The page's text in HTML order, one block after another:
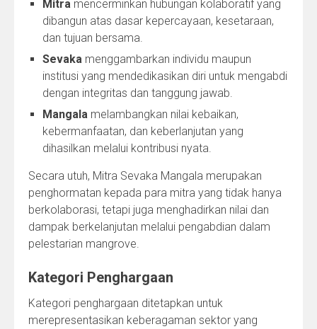
Mitra mencerminkan hubungan kolaboratif yang
dibangun atas dasar kepercayaan, kesetaraan,
dan tujuan bersama.
Sevaka menggambarkan individu maupun
institusi yang mendedikasikan diri untuk mengabdi
dengan integritas dan tanggung jawab.
Mangala melambangkan nilai kebaikan,
kebermanfaatan, dan keberlanjutan yang
dihasilkan melalui kontribusi nyata.
Secara utuh, Mitra Sevaka Mangala merupakan
penghormatan kepada para mitra yang tidak hanya
berkolaborasi, tetapi juga menghadirkan nilai dan
dampak berkelanjutan melalui pengabdian dalam
pelestarian mangrove.
Kategori Penghargaan
Kategori penghargaan ditetapkan untuk
merepresentasikan keberagaman sektor yang